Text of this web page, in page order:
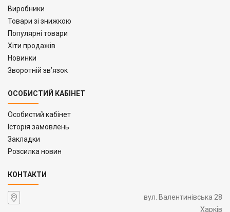
Виробники
Товари зі знижкою
Популярні товари
Хіти продажів
Новинки
Зворотній зв’язок
ОСОБИСТИЙ КАБІНЕТ
Особистий кабінет
Історія замовлень
Закладки
Розсилка новин
КОНТАКТИ
вул. Валентинівська 28
Харків